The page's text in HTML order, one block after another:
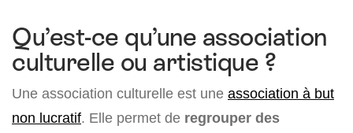
Qu’est-ce qu’une association
culturelle ou artistique ?
Une association culturelle est une association à but
non lucratif. Elle permet de regrouper des